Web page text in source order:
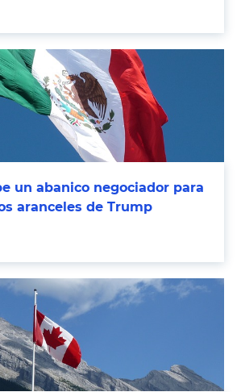
un abanico negociador para
aranceles de Trump